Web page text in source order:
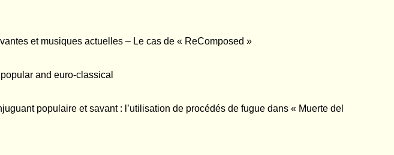
et musiques actuelles – Le cas de « ReComposed »
and euro-classical
populaire et savant : l’utilisation de procédés de fugue dans « Muerte del